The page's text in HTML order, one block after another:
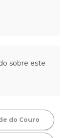
sobre este
do Couro